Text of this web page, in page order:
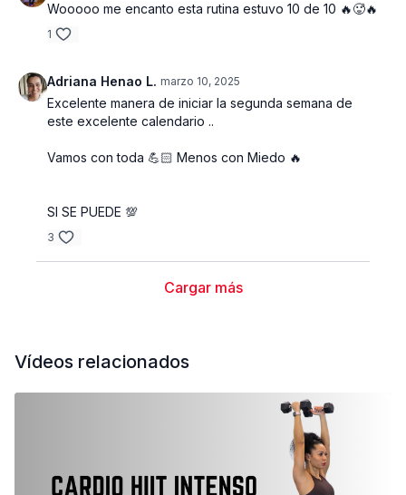
Wooooo me encanto esta rutina estuvo 10 de 10 🔥🥵🔥
1
Adriana Henao L. marzo 10, 2025
Excelente manera de iniciar la segunda semana de
este excelente calendario ..
Vamos con toda 💪🏻 Menos con Miedo 🔥
SI SE PUEDE 💯
3
Cargar más
Vídeos relacionados